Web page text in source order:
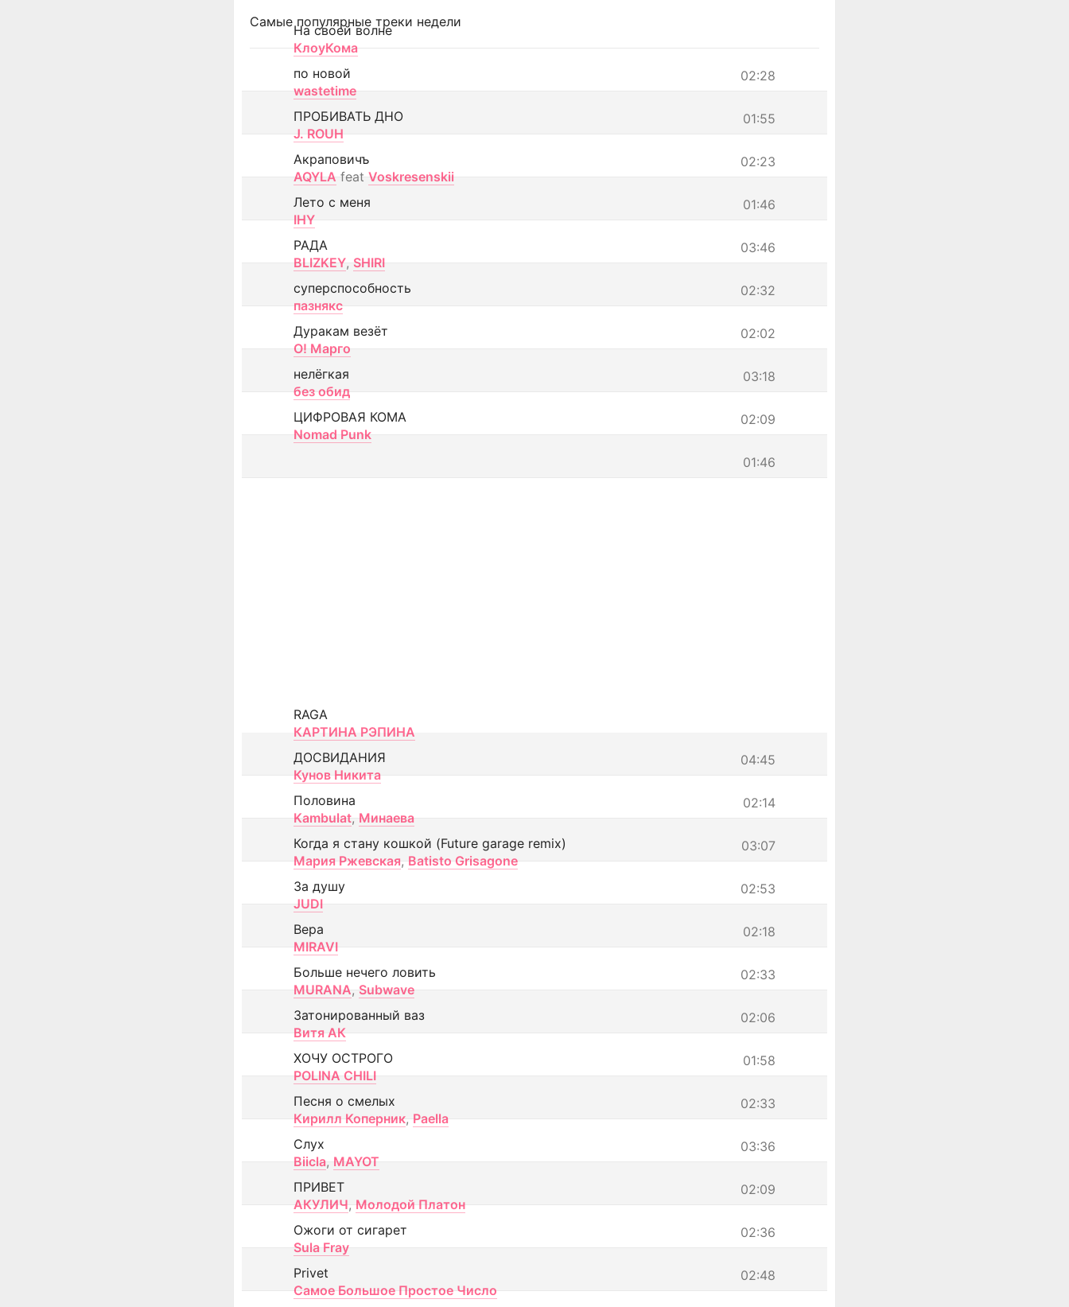
Самые популярные треки недели
На своей волне
КлоуКома
02:28
по новой
wastetime
01:55
ПРОБИВАТЬ ДНО
J. ROUH
02:23
Акраповичъ
AQYLA feat Voskresenskii
01:46
Лето с меня
IHY
03:46
РАДА
BLIZKEY, SHIRI
02:32
суперспособность
пазнякс
02:02
Дуракам везёт
О! Марго
03:18
нелёгкая
без обид
02:09
ЦИФРОВАЯ КОМА
Nomad Punk
01:46
RAGA
КАРТИНА РЭПИНА
04:45
ДОСВИДАНИЯ
Кунов Никита
02:14
Половина
Kambulat, Минаева
03:07
Когда я стану кошкой (Future garage remix)
Мария Ржевская, Batisto Grisagone
02:53
За душу
JUDI
02:18
Вера
MIRAVI
02:33
Больше нечего ловить
MURANA, Subwave
02:06
Затонированный ваз
Витя АК
01:58
ХОЧУ ОСТРОГО
POLINA CHILI
02:33
Песня о смелых
Кирилл Коперник, Paella
03:36
Слух
Biicla, MAYOT
02:09
ПРИВЕТ
АКУЛИЧ, Молодой Платон
02:36
Ожоги от сигарет
Sula Fray
02:48
Privet
Самое Большое Простое Число